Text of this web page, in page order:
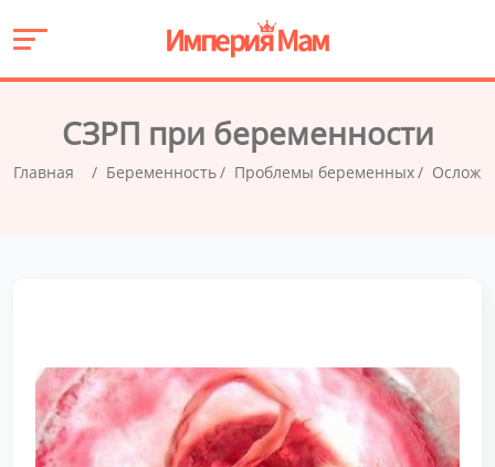
СЗРП при беременности
Главная Беременность Проблемы беременных